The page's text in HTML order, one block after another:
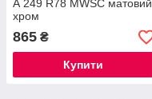
А 249 R78 MWSC матовий
хром
865 ₴
Купити